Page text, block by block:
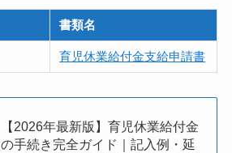
書類名
育児休業給付金支給申請書
【2026年最新版】育児休業給付金
の手続き完全ガイド｜記入例・延